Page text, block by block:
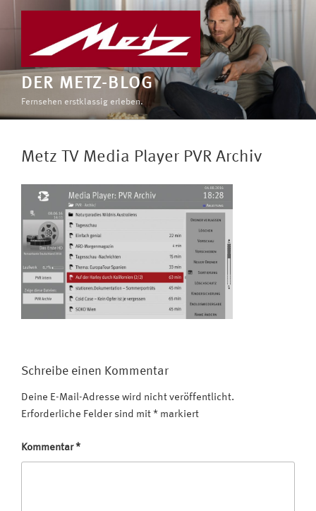
DER METZ-BLOG
Fernsehen erstklassig erleben.
Metz TV Media Player PVR Archiv
Schreibe einen Kommentar
Deine E-Mail-Adresse wird nicht veröffentlicht.
Erforderliche Felder sind mit * markiert
Kommentar*